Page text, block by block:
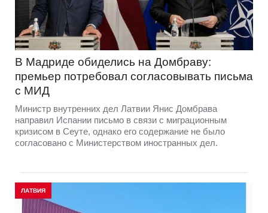
В Мадриде обиделись на Домбраву:
премьер потребовал согласовывать письма
с МИД
Министр внутренних дел Латвии Янис Домбрава
направил Испании письмо в связи с миграционным
кризисом в Сеуте, однако его содержание не было
согласовано с Министерством иностранных дел.
ЛАТВИЯ